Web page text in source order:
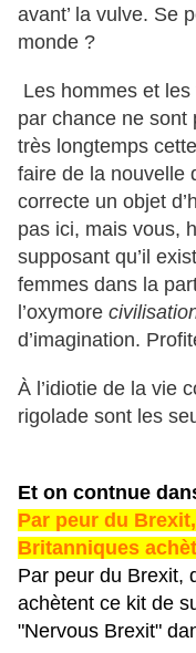
avant’ la vulve. Se
monde ?
Les hommes et
par chance ne sont
très longtemps
faire de la nouvelle
correcte un objet
pas ici, mais vous,
supposant qu’il
femmes dans la
l’oxymore
d’imagination.
À l’idiotie de la vie
rigolade sont les
Et on contnue
Par peur du
Britanniques
Par peur du Brexit,
achètent ce kit de
"Nervous Brexit"